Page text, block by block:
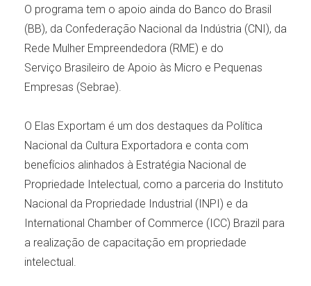
O programa tem o apoio ainda do Banco do Brasil
(BB), da Confederação Nacional da Indústria (CNI), da
Rede Mulher Empreendedora (RME) e do
Serviço Brasileiro de Apoio às Micro e Pequenas
Empresas (Sebrae).
O Elas Exportam é um dos destaques da Política
Nacional da Cultura Exportadora e conta com
benefícios alinhados à Estratégia Nacional de
Propriedade Intelectual, como a parceria do Instituto
Nacional da Propriedade Industrial (INPI) e da
International Chamber of Commerce (ICC) Brazil para
a realização de capacitação em propriedade
intelectual.